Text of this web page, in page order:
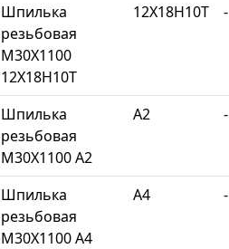
Шпилька
резьбовая
М30Х1100
12Х18Н10Т
12Х18Н10Т -
Шпилька
резьбовая
М30Х1100 A2
A2 -
Шпилька
резьбовая
М30Х1100 A4
A4 -